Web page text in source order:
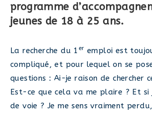
programme
jeunes de 18 à 25 ans.
La recherche du 1 er emploi est
compliqué, et pour lequel on se
questions : Ai-je raison de chercher
Est-ce que cela va me plaire ? Et si
de voie ? Je me sens vraiment